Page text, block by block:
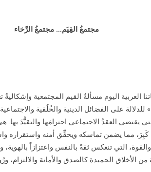
مجتمعُ القِيَم… مجتمعُ الرَّخاء
العربية اليوم مسألةُ القيم المجتمعية وإشكاليةُ
على الفضائل الدينية والخُلُقية
يقتضي العقدُ الاجتماعي احترامَها والتقيُّدَ بها.
كَبِرَ، مما يضمن تماسكه ويحقِّق أمنه واستقراره
التي تنعكس ثقةً بالنفس واعتزازاً بالهوية،
من الأخلاق الحميدة كالصدق والأمانة والالتزام،